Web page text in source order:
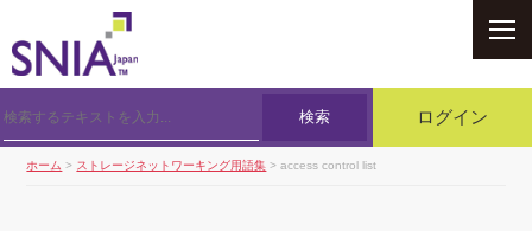
検索 ログイン
ホーム > ストレージネットワーキング用語集 > access control list